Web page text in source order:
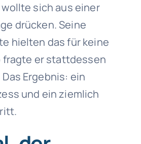
sich aus einer
drücken. Seine
hielten das für keine
fragte er stattdessen
Ergebnis: ein
und ein ziemlich